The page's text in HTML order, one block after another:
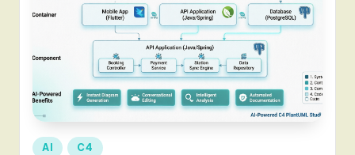
Posted
AI C4